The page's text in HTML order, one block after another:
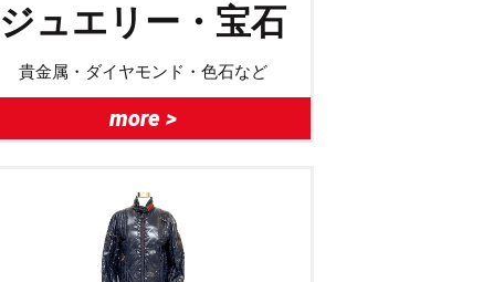
ジュエリー・宝石
貴金属・ダイヤモンド・色石など
more >